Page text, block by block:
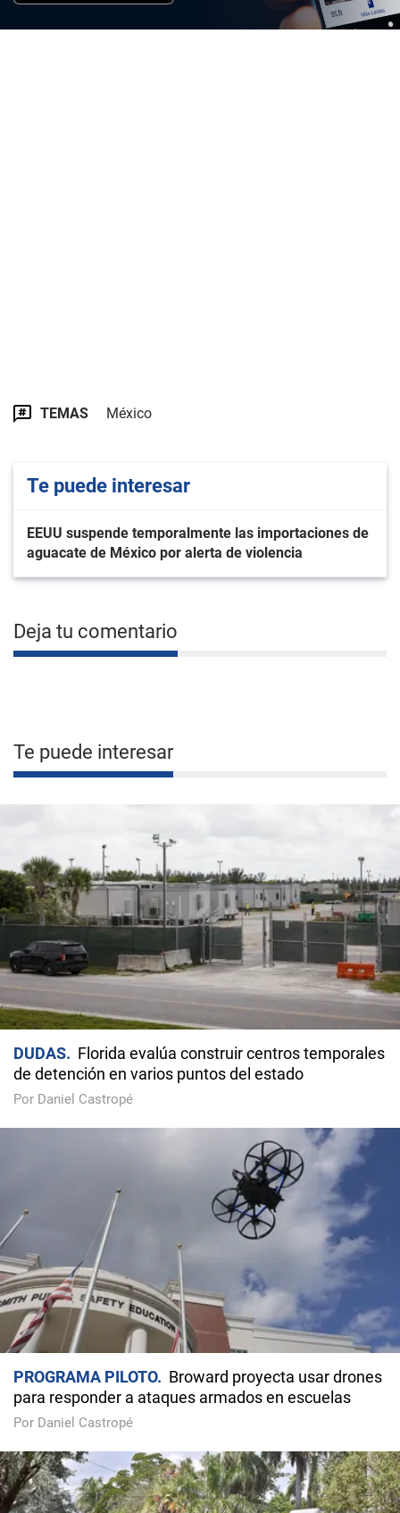
TEMAS México
Te puede interesar
EEUU suspende temporalmente las importaciones de
aguacate de México por alerta de violencia
Deja tu comentario
Te puede interesar
DUDAS
Florida evalúa construir centros temporales
de detención en varios puntos del estado
Por Daniel Castropé
PROGRAMA PILOTO
Broward proyecta usar drones
para responder a ataques armados en escuelas
Por Daniel Castropé